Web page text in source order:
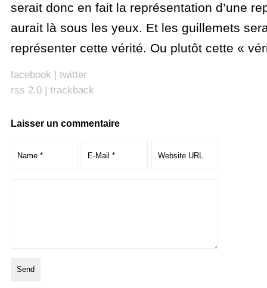
serait donc en fait la représentation d’une
aurait là sous les yeux. Et les guillemets
représenter cette vérité. Ou plutôt cette «
facebook | twitter
rss 2.0| trackback
Laisser un commentaire